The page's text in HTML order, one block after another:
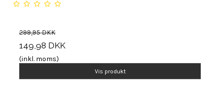
299,95 DKK
149,98 DKK
(inkl. moms)
Vis produkt